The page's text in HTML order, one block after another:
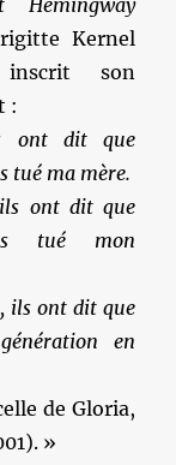
Hemingway
Kernel
son
:
ont dit que
tué ma mère.
ont dit que
tué mon
ils ont dit que
en
de Gloria,
»